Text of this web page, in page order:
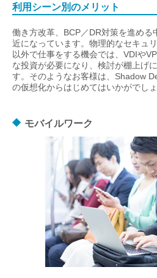
利用シーン別のメリット
働き方改革、BCP／DR対策を進める
近になっています。物理的なセキュ
以外で仕事をする機会では、VDIや
な投資が必要になり、検討が棚上げ
す。そのようなお客様は、Shadow
の仮想化からはじめてはいかがでしょ
モバイルワーク